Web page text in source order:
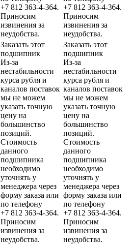
+7 812 363-4-364.
Приносим
извинения за
неудобства.
+7 812 363-4-364.
Приносим
извинения за
неудобства.
Заказать этот
подшипник
Из-за
нестабильности
курса рубля и
каналов поставок
мы не можем
указать точную
цену на
большинство
позиций.
Стоимость
данного
подшипника
необходимо
уточнять у
менеджера через
форму заказа или
по телефону
+7 812 363-4-364.
Приносим
извинения за
неудобства.
Заказать этот
подшипник
Из-за
нестабильности
курса рубля и
каналов поставок
мы не можем
указать точную
цену на
большинство
позиций.
Стоимость
данного
подшипника
необходимо
уточнять у
менеджера через
форму заказа или
по телефону
+7 812 363-4-364.
Приносим
извинения за
неудобства.